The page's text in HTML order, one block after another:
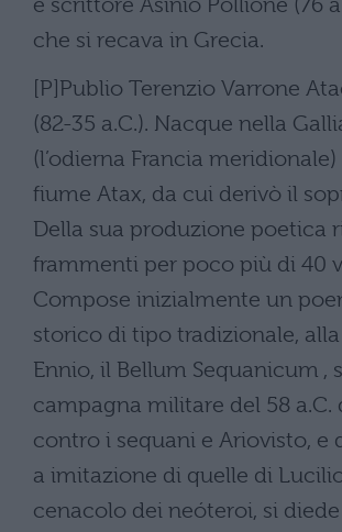
che si recava in Grecia.
[P]Publio Terenzio Varrone
(82-35 a.C.). Nacque nella
(l’odierna Francia
fiume Atax, da cui derivò il
Della sua produzione poetica
frammenti per poco più di 40
Compose inizialmente un
storico di tipo tradizionale,
Ennio, il Bellum Sequanicum ,
campagna militare del 58 a.C.
contro i sequani e Ariovisto, e
a imitazione di quelle di
cenacolo dei neóteroi, si